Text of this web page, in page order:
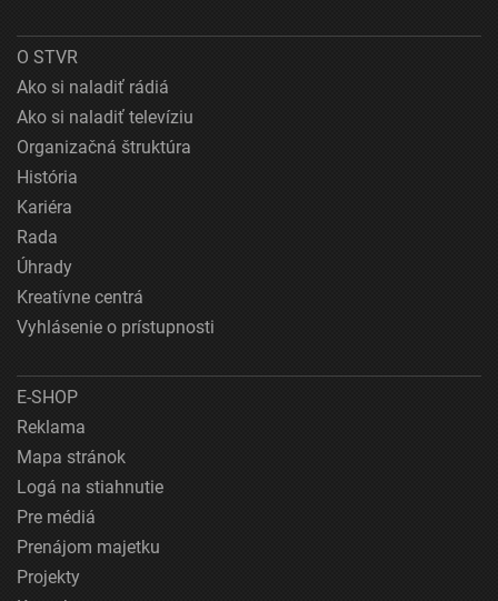
O STVR
Ako si naladiť rádiá
Ako si naladiť televíziu
Organizačná štruktúra
História
Kariéra
Rada
Úhrady
Kreatívne centrá
Vyhlásenie o prístupnosti
E-SHOP
Reklama
Mapa stránok
Logá na stiahnutie
Pre médiá
Prenájom majetku
Projekty